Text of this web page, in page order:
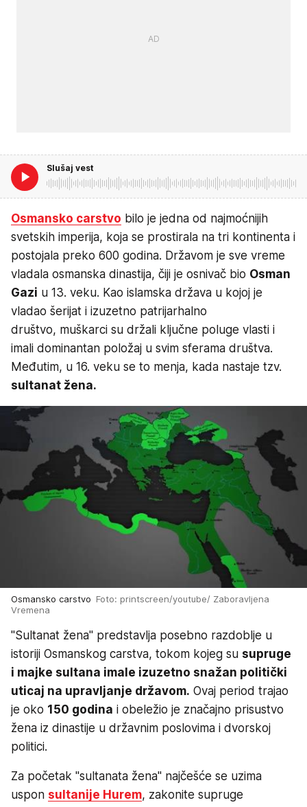
Slušaj vest
Osmansko carstvo bilo je jedna od najmoćnijih
svetskih imperija, koja se prostirala na tri kontinenta i
postojala preko 600 godina. Državom je sve vreme
vladala osmanska dinastija, čiji je osnivač bio Osman
Gazi u 13. veku. Kao islamska država u kojoj je
vladao šerijat i izuzetno patrijarhalno
društvo, muškarci su držali ključne poluge vlasti i
imali dominantan položaj u svim sferama društva.
Međutim, u 16. veku se to menja, kada nastaje tzv.
sultanat žena.
Osmansko carstvo Foto: printscreen/youtube/ Zaboravljena
Vremena
"Sultanat žena" predstavlja posebno razdoblje u
istoriji Osmanskog carstva, tokom kojeg su supruge
i majke sultana imale izuzetno snažan politički
uticaj na upravljanje državom. Ovaj period trajao
je oko 150 godina i obeležio je značajno prisustvo
žena iz dinastije u državnim poslovima i dvorskoj
politici.
Za početak "sultanata žena" najčešće se uzima
uspon sultanije Hurem, zakonite supruge